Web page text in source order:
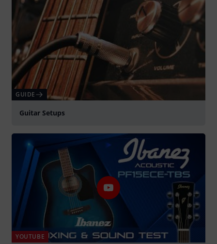
GUIDE
Guitar Setups
YOUTUBE